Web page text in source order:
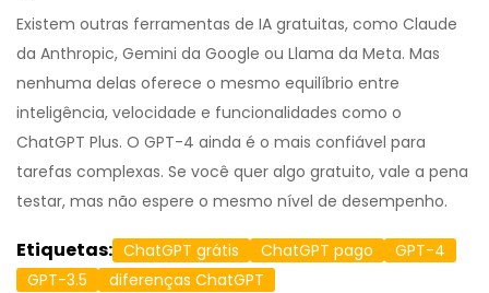
Existem outras ferramentas de IA gratuitas, como Claude
da Anthropic, Gemini da Google ou Llama da Meta. Mas
nenhuma delas oferece o mesmo equilíbrio entre
inteligência, velocidade e funcionalidades como o
ChatGPT Plus. O GPT-4 ainda é o mais confiável para
tarefas complexas. Se você quer algo gratuito, vale a pena
testar, mas não espere o mesmo nível de desempenho.
Etiquetas: ChatGPT grátis ChatGPT pago
GPT-4
GPT-3.5
diferenças ChatGPT